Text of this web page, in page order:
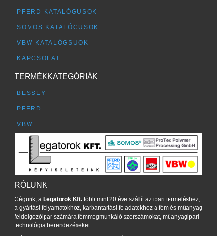
PFERD KATALÓGUSOK
SOMOS KATALÓGUSOK
VBW KATALÓGSUOK
KAPCSOLAT
TERMÉKKATEGÓRIÁK
BESSEY
PFERD
VBW
RÓLUNK
Cégünk, a Legatorok Kft. több mint 20 éve szállít az ipari termeléshez,
a gyártási folyamatokhoz, karbantartási feladatokhoz a fém és műanyag
feldolgozóipar számára fémmegmunkáló szerszámokat, műanyagipari
technológia berendezéseket.